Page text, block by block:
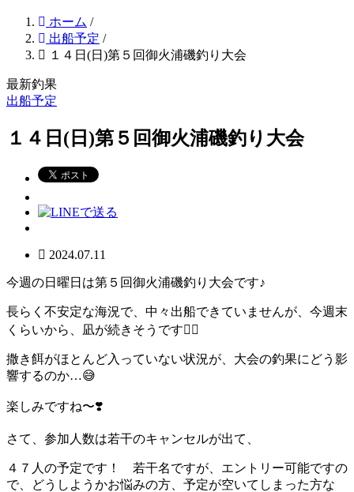
ホーム /
出船予定 /
１４日(日)第５回御火浦磯釣り大会
最新釣果
出船予定
１４日(日)第５回御火浦磯釣り大会
2024.07.11
今週の日曜日は第５回御火浦磯釣り大会です♪
長らく不安定な海況で、中々出船できていませんが、今週末
くらいから、凪が続きそうです🙆‍♂️
撒き餌がほとんど入っていない状況が、大会の釣果にどう影
響するのか…😅
楽しみですね〜❣️
さて、参加人数は若干のキャンセルが出て、
４７人の予定です！ 若干名ですが、エントリー可能ですの
で、どうしようかお悩みの方、予定が空いてしまった方な